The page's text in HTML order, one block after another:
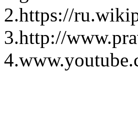
2.https://
3.http://